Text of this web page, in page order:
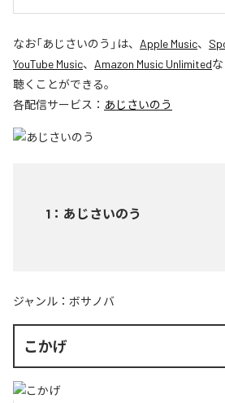
なお「あじさいのう 」は、 Apple Music、
YouTube Music、 Amazon Music Unlimited
聴くことができる。
各配信サービス： あじさいのう
1 ： あじさいのう
ジャンル： ボサノバ
こかげ